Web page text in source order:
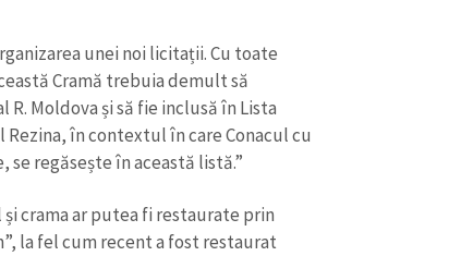
unei noi licitații. Cu toate
Cramă trebuia demult să
Moldova și să fie inclusă în Lista
în contextul în care Conacul cu
regăsește în această listă.”
crama ar putea fi restaurate prin
la fel cum recent a fost restaurat